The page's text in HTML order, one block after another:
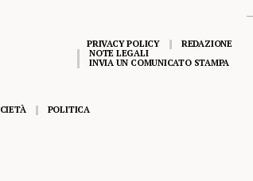
PRIVACY POLICY
REDAZIONE
NOTE LEGALI
INVIA UN COMUNICATO STAMPA
POLITICA